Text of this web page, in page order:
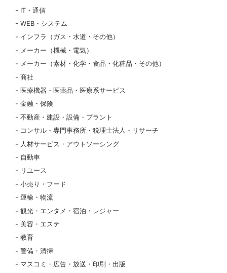
IT・通信
WEB・システム
インフラ（ガス・水道・その他）
メーカー（機械・電気）
メーカー（素材・化学・食品・化粧品・その他）
商社
医療機器・医薬品・医療系サービス
金融・保険
不動産・建設・設備・プラント
コンサル・専門事務所・税理士法人・リサーチ
人材サービス・アウトソーシング
自動車
リユース
小売り・フード
運輸・物流
観光・エンタメ・宿泊・レジャー
美容・エステ
教育
警備・清掃
マスコミ・広告・放送・印刷・出版